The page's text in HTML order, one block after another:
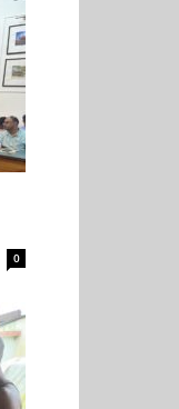
0